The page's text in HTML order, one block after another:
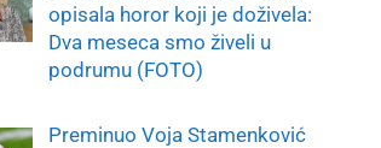
opisala horor koji je doživela:
Dva meseca smo živeli u
podrumu (FOTO)
Preminuo Voja Stamenković